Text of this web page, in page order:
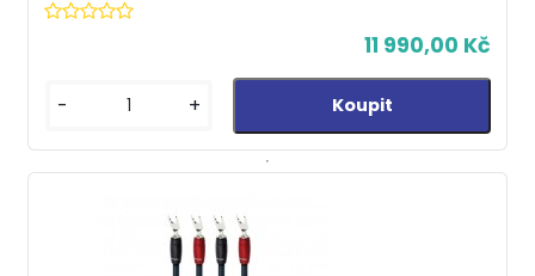
11 990,00 Kč
- +